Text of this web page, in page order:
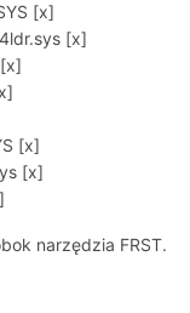
[x]
[x]
[x]
[x]
narzędzia FRST.